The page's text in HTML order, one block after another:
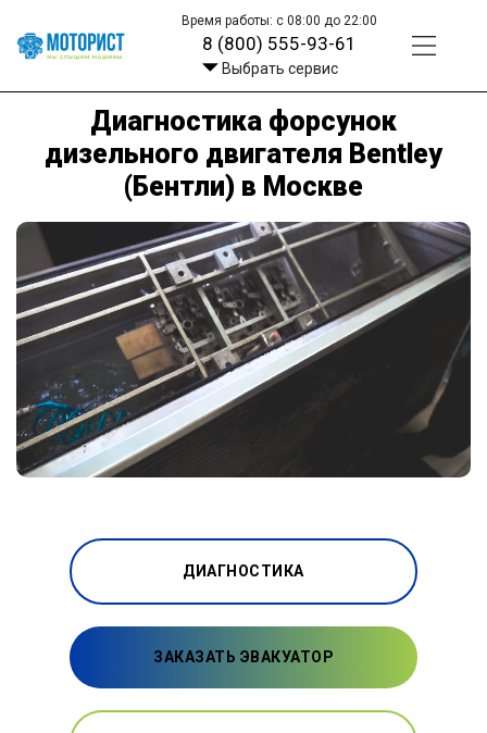
Время работы: с 08:00 до 22:00
8 (800) 555-93-61
Выбрать сервис
Диагностика форсунок
дизельного двигателя Bentley
(Бентли) в Москве
ДИАГНОСТИКА
ЗАКАЗАТЬ ЭВАКУАТОР